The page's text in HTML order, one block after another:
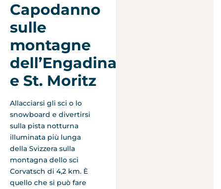
Capodanno
sulle
montagne
dell’Engadina
e St. Moritz
Allacciarsi gli sci o lo
snowboard e divertirsi
sulla pista notturna
illuminata più lunga
della Svizzera sulla
montagna dello sci
Corvatsch di 4,2 km. È
quello che si può fare